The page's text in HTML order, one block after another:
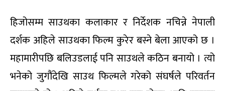
हिजोसम्म साउथका कलाकार र निर्देशक नचिन्ने नेपाली
दर्शक अहिले साउथका फिल्म कुरेर बस्ने बेला आएको छ ।
महामारीपछि बलिउडलाई पनि साउथले कठिन बनायो । त्यो
भनेको जुगौंदेखि साउथ फिल्मले गरेको संघर्षले परिवर्तन